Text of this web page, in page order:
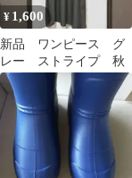
¥ 1,600
新品 ワンピース グ
レー ストライプ 秋